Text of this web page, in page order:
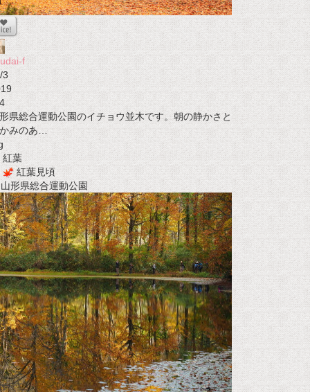
f
3
4
県総合運動公園のイチョウ並木です。朝の静かさと
みのあ…
紅葉
紅葉見頃
形県総合運動公園